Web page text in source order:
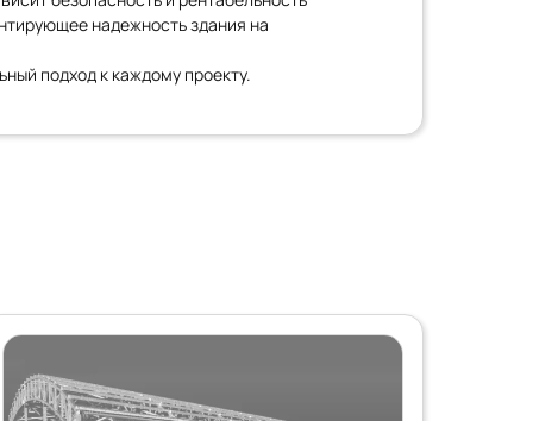
надежность здания на
подход к каждому проекту.